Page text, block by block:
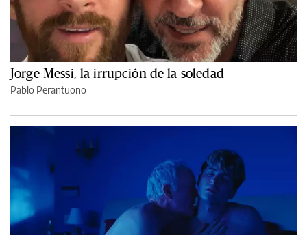
Jorge Messi, la irrupción de la soledad
Pablo Perantuono